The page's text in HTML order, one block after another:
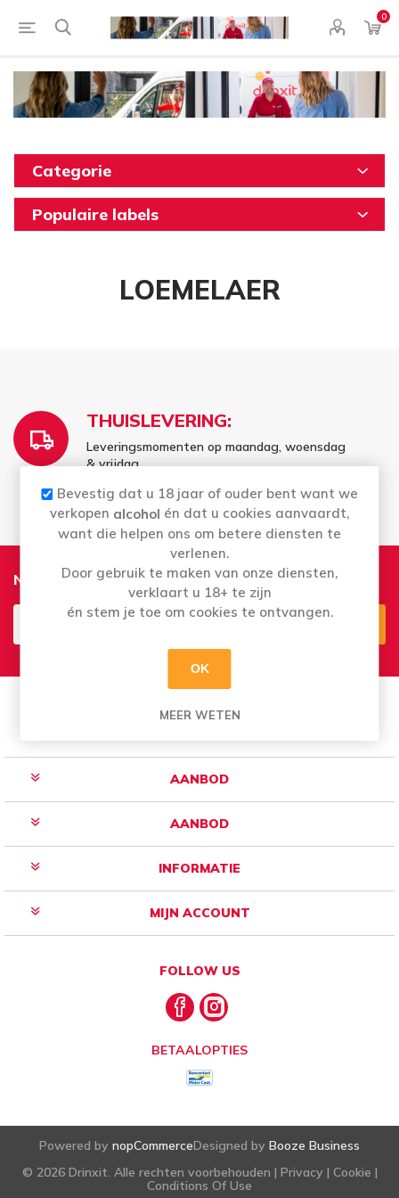
0
Categorie
Populaire labels
LOEMELAER
THUISLEVERING:
Leveringsmomenten op maandag, woensdag
& vrijdag
Nieuwsbrief
Opzeggen
AANBOD
AANBOD
INFORMATIE
MIJN ACCOUNT
FOLLOW US
BETAALOPTIES
Powered by nopCommerceDesigned by Booze Business
© 2026 Drinxit. Alle rechten voorbehouden | Privacy | Cookie |
Conditions Of Use
Bevestig dat u 18 jaar of ouder bent want we
verkopen alcohol én dat u cookies aanvaardt,
want die helpen ons om betere diensten te
verlenen.
Door gebruik te maken van onze diensten,
verklaart u 18+ te zijn
én stem je toe om cookies te ontvangen.
OK
MEER WETEN